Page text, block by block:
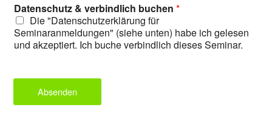
Datenschutz & verbindlich buchen*
Die "Datenschutzerklärung für
Seminaranmeldungen" (siehe unten) habe ich gelesen
und akzeptiert. Ich buche verbindlich dieses Seminar.
Absenden